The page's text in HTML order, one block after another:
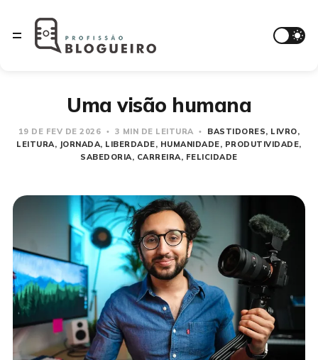
Uma visão humana
19 DE FEV DE 2026 3 MIN DE LEITURA BASTIDORES
LIVRO
LEITURA
JORNADA LIBERDADE HUMANIDADE
PRODUTIVIDADE
SABEDORIA CARREIRA FELICIDADE